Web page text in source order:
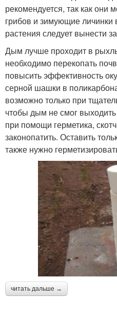
Шашка для хранения
рекомендуется, так как они
грибов и зимующие личинки
растения следует вынести
Дым лучше проходит в
необходимо перекопать
повысить эффективность
серной шашки в
возможно только при
чтобы дым не смог
при помощи герметика,
законопатить. Оставить
также нужно
читать дальше →